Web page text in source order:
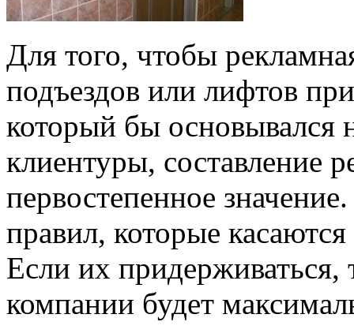
Для того, чтобы
подъездов или лифтов
который бы основывался
клиентуры, составление
первостепенное
правил, которые
Если их придерживаться,
компании будет